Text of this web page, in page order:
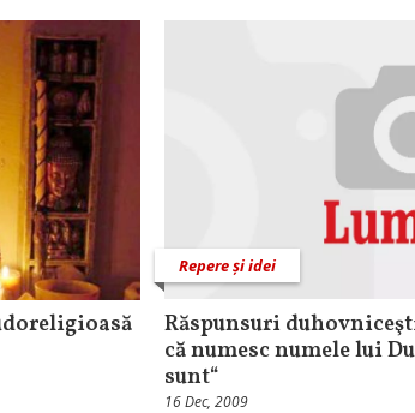
Repere și idei
Răspunsuri
că numesc numele lui
sunt“
16 Dec, 2009